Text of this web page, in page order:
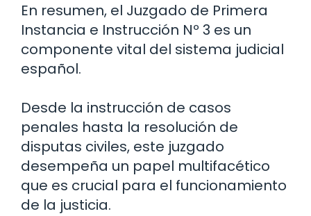
En resumen, el Juzgado de Primera
Instancia e Instrucción Nº 3 es un
componente vital del sistema judicial
español.
Desde la instrucción de casos
penales hasta la resolución de
disputas civiles, este juzgado
desempeña un papel multifacético
que es crucial para el funcionamiento
de la justicia.